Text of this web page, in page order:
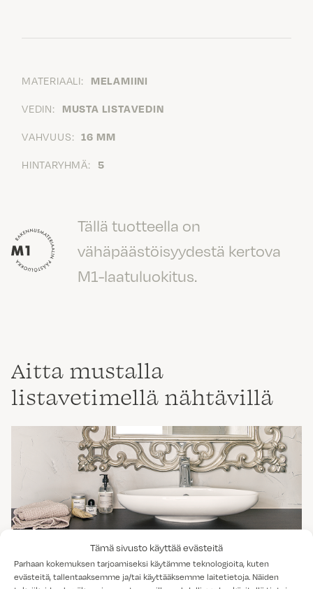
Tämä sivusto käyttää evästeitä
Parhaan kokemuksen tarjoamiseksi käytämme teknologioita, kuten
evästeitä, tallentaaksemme ja/tai käyttääksemme laitetietoja. Näiden
MATERIAALI: MELAMIINI
VEDIN: MUSTA LISTAVEDIN
VAHVUUS: 16 MM
HINTARYHMÄ: 5
Tällä tuotteella on
vähäpäästöisyydestä kertova
M1-laatuluokitus.
Aitta mustalla
listavetimellä nähtävillä
AITTA HIILIPUU MUSTALLA LISTAVETIMELLÄ